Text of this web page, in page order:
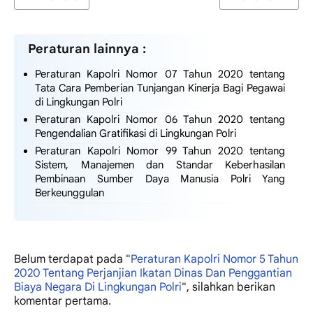
Peraturan lainnya :
Peraturan Kapolri Nomor 07 Tahun 2020 tentang
Tata Cara Pemberian Tunjangan Kinerja Bagi Pegawai
di Lingkungan Polri
Peraturan Kapolri Nomor 06 Tahun 2020 tentang
Pengendalian Gratifikasi di Lingkungan Polri
Peraturan Kapolri Nomor 99 Tahun 2020 tentang
Sistem, Manajemen dan Standar Keberhasilan
Pembinaan Sumber Daya Manusia Polri Yang
Berkeunggulan
Belum terdapat pada "Peraturan Kapolri Nomor 5 Tahun
2020 Tentang Perjanjian Ikatan Dinas Dan Penggantian
Biaya Negara Di Lingkungan Polri", silahkan berikan
komentar pertama.